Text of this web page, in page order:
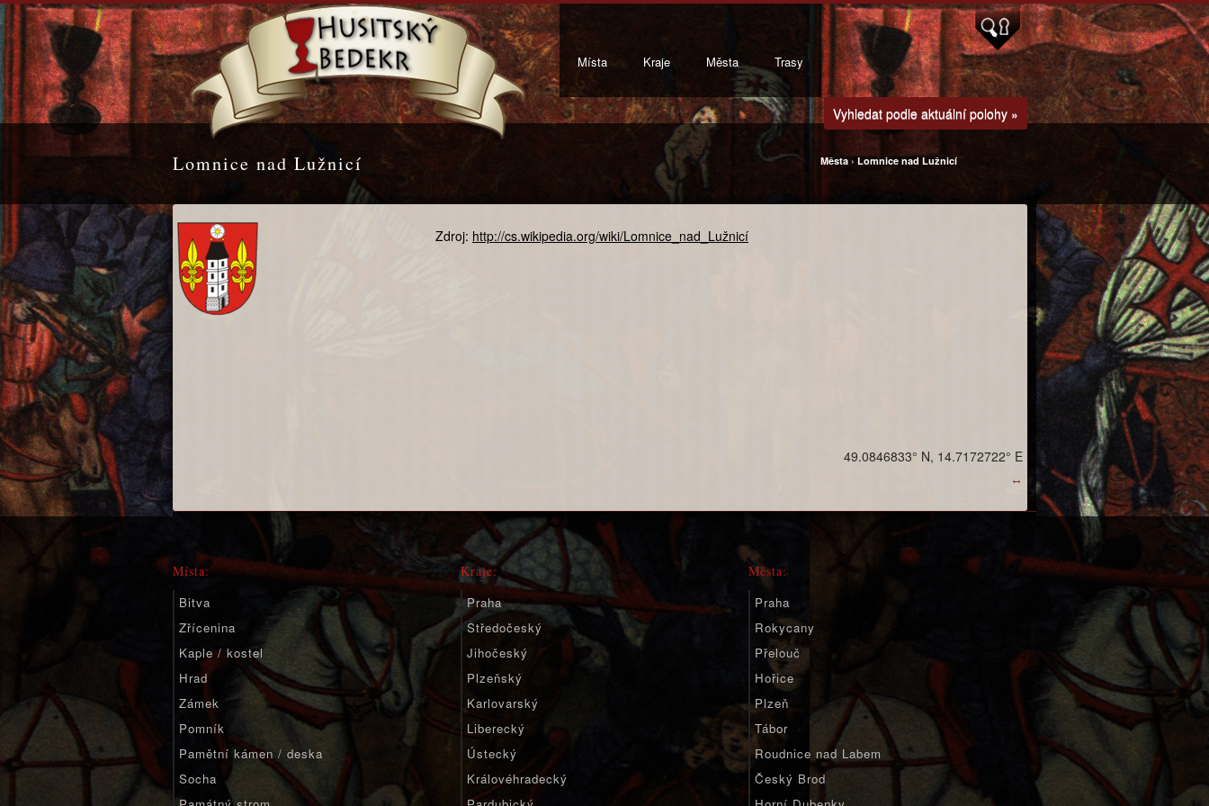
Místa Kraje Města Trasy
Vyhledat podle aktuální polohy »
Lomnice nad Lužnicí Města ›Lomnice nad Lužnicí
Zdroj: http://cs.wikipedia.org/wiki/Lomnice_nad_Lužnicí
↔
49.0846833° N, 14.7172722° E
Místa:
Bitva
Zřícenina
Kaple / kostel
Hrad
Zámek
Pomník
Pamětní kámen / deska
Socha
Kraje:
Praha
Středočeský
Jihočeský
Plzeňský
Karlovarský
Liberecký
Ústecký
Královéhradecký
Města:
Praha
Rokycany
Přelouč
Hořice
Plzeň
Tábor
Roudnice nad Labem
Český Brod